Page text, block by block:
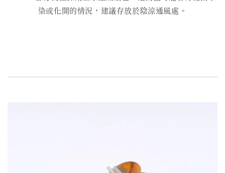
染或化開的情況，建議存放於陰涼通風處。